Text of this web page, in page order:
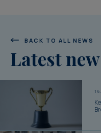
BACK TO ALL NEWS
Latest